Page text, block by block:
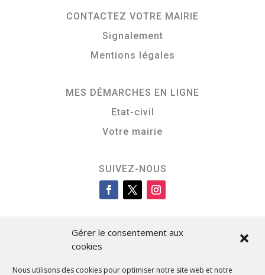
Gérer le consentement aux
cookies
Nous utilisons des cookies pour optimiser notre site web et notre
CONTACTEZ VOTRE MAIRIE
Signalement
Mentions légales
MES DÉMARCHES EN LIGNE
Etat-civil
Votre mairie
SUIVEZ-NOUS